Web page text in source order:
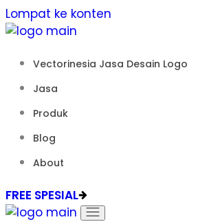
Lompat ke konten
Vectorinesia Jasa Desain Logo
Jasa
Produk
Blog
About
FREE SPESIAL